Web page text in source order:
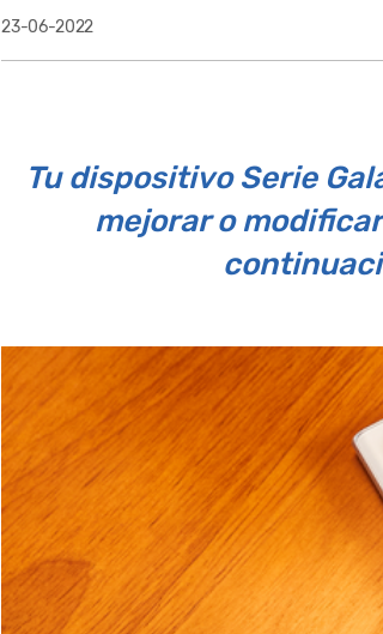
23-06-2022
Tu dispositivo Serie
mejorar o